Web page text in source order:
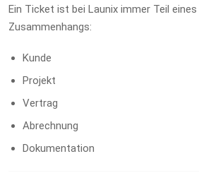
Ein Ticket ist bei Launix immer Teil
Zusammenhangs:
Kunde
Projekt
Vertrag
Abrechnung
Dokumentation